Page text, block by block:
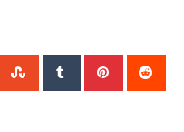
WhatsappStumbleUpon
Tumblr Pinterest